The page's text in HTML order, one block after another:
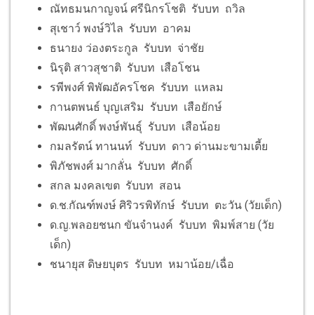
ณัทธมนกาญจน์ ศรีนิกรโชติ รับบท ถวิล
สุเชาว์ พงษ์วิไล รับบท อาคม
ธนายง ว่องตระกูล รับบท จ่าชัย
นิรุติ สาวสุชาติ รับบท เสือโชน
รพีพงศ์ พิพัฒอัครโชค รับบท แหลม
กานตพนธ์ บุญเสริม รับบท เสือยักษ์
พัฒนศักดิ์ พงษ์พันธุ์ รับบท เสือน้อย
กมลรัตน์ ทานนท์ รับบท ดาว ด่านมะขามเตี้ย
พิภัชพงศ์ มากลั่น รับบท ศักดิ์
สกล มงคลเขต รับบท สอน
ด.ช.กัณฑ์พงษ์ ศิริวรพิทักษ์ รับบท ตะวัน (วัยเด็ก)
ด.ญ.พลอยชนก ขันจำนงค์ รับบท พิมพ์สาย (วัย
เด็ก)
ชนายุส ดิษยบุตร รับบท หมาน้อย/เฉื่อ